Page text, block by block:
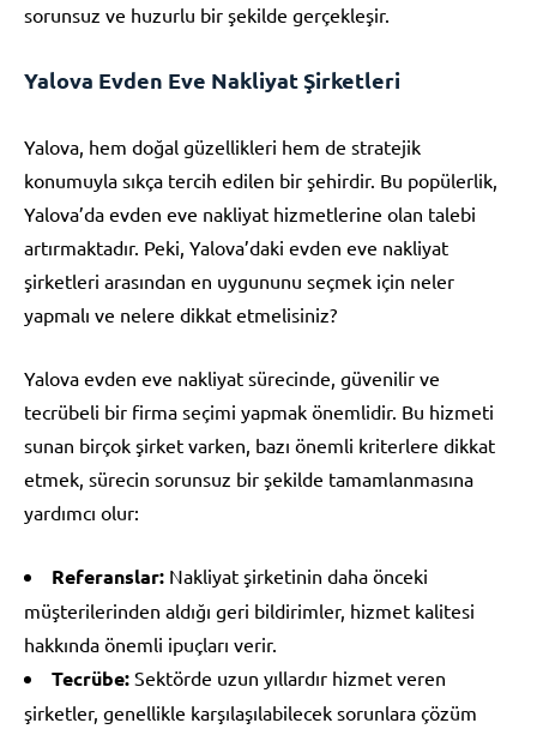
sorunsuz ve huzurlu bir şekilde gerçekleşir.
Yalova Evden Eve Nakliyat Şirketleri
Yalova, hem doğal güzellikleri hem de stratejik
konumuyla sıkça tercih edilen bir şehirdir. Bu popülerlik,
Yalova’da evden eve nakliyat hizmetlerine olan talebi
artırmaktadır. Peki, Yalova’daki evden eve nakliyat
şirketleri arasından en uygununu seçmek için neler
yapmalı ve nelere dikkat etmelisiniz?
Yalova evden eve nakliyat sürecinde, güvenilir ve
tecrübeli bir firma seçimi yapmak önemlidir. Bu hizmeti
sunan birçok şirket varken, bazı önemli kriterlere dikkat
etmek, sürecin sorunsuz bir şekilde tamamlanmasına
yardımcı olur:
Referanslar: Nakliyat şirketinin daha önceki
müşterilerinden aldığı geri bildirimler, hizmet kalitesi
hakkında önemli ipuçları verir.
Tecrübe: Sektörde uzun yıllardır hizmet veren
şirketler, genellikle karşılaşılabilecek sorunlara çözüm